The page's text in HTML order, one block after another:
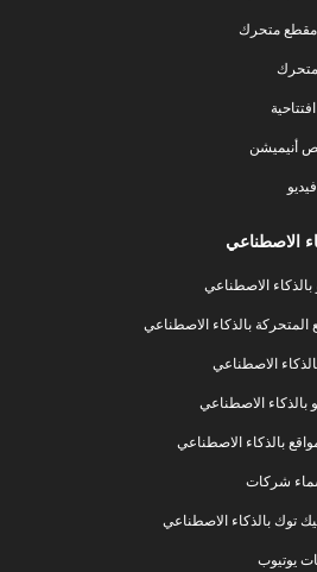
مقطع متحرك
أنيميشن
الاصطناعي
بالذكاء الاصطناعي
المتحركة بالذكاء الاصطناعي
الاصطناعي
بالذكاء الاصطناعي
بالذكاء الاصطناعي
شركات
توك بالذكاء الاصطناعي
يوتيوب